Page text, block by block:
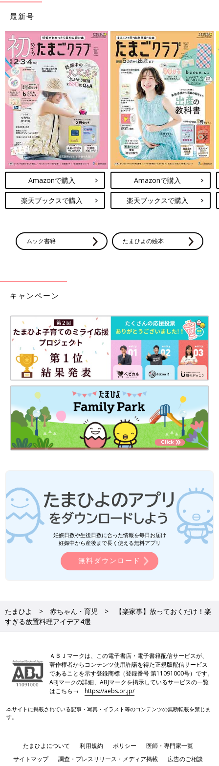
最新号
Amazonで購入
楽天ブックスで購入
Amazonで購入
楽天ブックスで購入
ムック書籍 たまひよの絵本
キャンペーン
妊娠日数や生後日数に合った情報を毎日お届け
妊娠中から産後まで長く使える無料アプリ
無料ダウンロード
たまひよ 赤ちゃん・育児
【楽家事】放っておくだけ！楽
すぎる放置料理アイデア4選
ＡＢＪマークは、この電子書店・電子書籍配信サービスが、
著作権者からコンテンツ使用許諾を得た正規版配信サービス
であることを示す登録商標（登録番号 第11091000号）です。
ABJマークの詳細、ABJマークを掲示しているサービスの一覧
はこちら→https://aebs.or.jp/
本サイトに掲載されている記事・写真・イラスト等のコンテンツの無断転載を禁じま
す。
たまひよについて 利用規約 ポリシー
医師・専門家一覧
サイトマップ
調査・プレスリリース・メディア掲載 広告のご相談